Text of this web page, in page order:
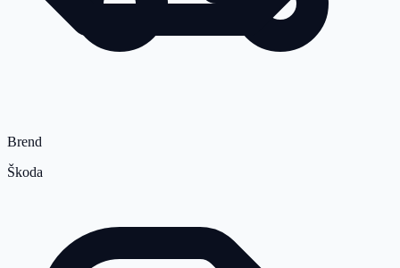
Brend
Škoda